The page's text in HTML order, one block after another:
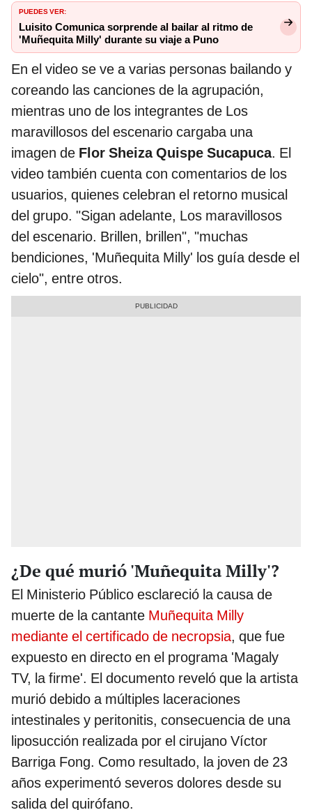
PUEDES VER:
Luisito Comunica sorprende al bailar al ritmo de
'Muñequita Milly' durante su viaje a Puno
En el video se ve a varias personas bailando y
coreando las canciones de la agrupación,
mientras uno de los integrantes de Los
maravillosos del escenario cargaba una
imagen de Flor Sheiza Quispe Sucapuca. El
video también cuenta con comentarios de los
usuarios, quienes celebran el retorno musical
del grupo. "Sigan adelante, Los maravillosos
del escenario. Brillen, brillen", "muchas
bendiciones, 'Muñequita Milly' los guía desde el
cielo", entre otros.
¿De qué murió 'Muñequita Milly'?
El Ministerio Público esclareció la causa de
muerte de la cantante Muñequita Milly
mediante el certificado de necropsia, que fue
expuesto en directo en el programa 'Magaly
TV, la firme'. El documento reveló que la artista
murió debido a múltiples laceraciones
intestinales y peritonitis, consecuencia de una
liposucción realizada por el cirujano Víctor
Barriga Fong. Como resultado, la joven de 23
años experimentó severos dolores desde su
salida del quirófano.